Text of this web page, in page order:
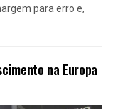
para erro e,
na Europa